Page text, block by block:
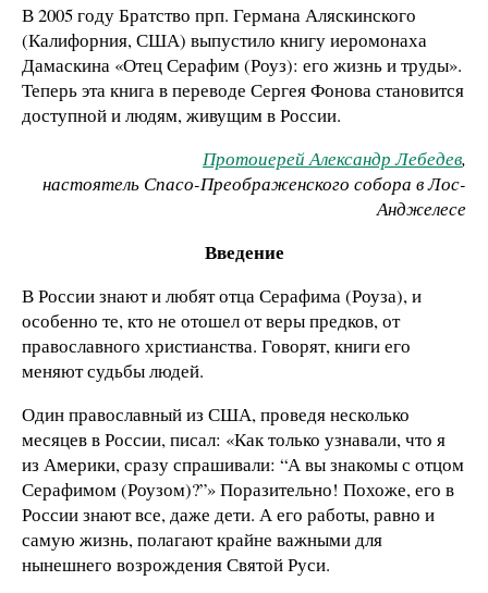
В 2005 году Братство прп. Германа Аляскинского
(Калифорния, США) выпустило книгу иеромонаха
Дамаскина «Отец Серафим (Роуз): его жизнь и труды».
Теперь эта книга в переводе Сергея Фонова становится
доступной и людям, живущим в России.
Протоиерей Александр Лебедев,
настоятель Спасо-Преображенского собора в Лос-
Анджелесе
Введение
В России знают и любят отца Серафима (Роуза), и
особенно те, кто не отошел от веры предков, от
православного христианства. Говорят, книги его
меняют судьбы людей.
Один православный из США, проведя несколько
месяцев в России, писал: «Как только узнавали, что я
из Америки, сразу спрашивали: “А вы знакомы с отцом
Серафимом (Роузом)?”» Поразительно! Похоже, его в
России знают все, даже дети. А его работы, равно и
самую жизнь, полагают крайне важными для
нынешнего возрождения Святой Руси.